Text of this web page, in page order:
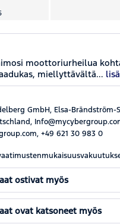
moottoriurheilua
miellyttävältä...
GmbH, Elsa-Brändström-
+49 621 30 983 0
ostivat myös
ovat katsoneet myös